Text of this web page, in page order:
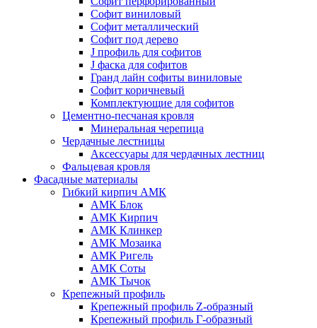
Софит виниловый
Софит металлический
Софит под дерево
J профиль для софитов
J фаска для софитов
Гранд лайн софиты виниловые
Софит коричневый
Комплектующие для софитов
Цементно-песчаная кровля
Минеральная черепица
Чердачные лестницы
Аксессуары для чердачных лестниц
Фальцевая кровля
Фасадные материалы
Гибкий кирпич АМК
АМК Блок
АМК Кирпич
АМК Клинкер
АМК Мозаика
АМК Ригель
АМК Соты
АМК Тычок
Крепежный профиль
Крепежный профиль Z-образный
Крепежный профиль Г-образный